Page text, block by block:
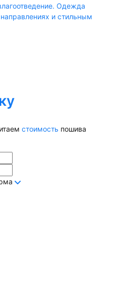
Одежда
и стильным
стоимость пошива